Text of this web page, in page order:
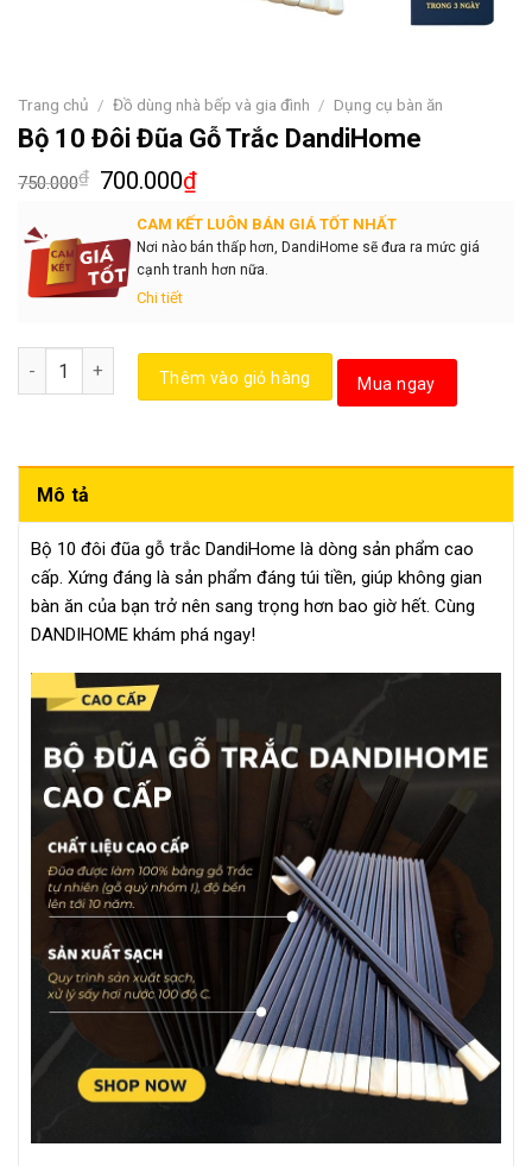
Trang chủ / Đồ dùng nhà bếp và gia đình / Dụng cụ bàn ăn
Bộ 10 Đôi Đũa Gỗ Trắc DandiHome
750.000₫ 700.000₫
CAM KẾT LUÔN BÁN GIÁ TỐT NHẤT
Nơi nào bán thấp hơn, DandiHome sẽ đưa ra mức giá
cạnh tranh hơn nữa.
Chi tiết
Số lượng
Thêm vào giỏ hàng Mua ngay
Mô tả
Bộ 10 đôi đũa gỗ trắc DandiHome là dòng sản phẩm cao
cấp. Xứng đáng là sản phẩm đáng túi tiền, giúp không gian
bàn ăn của bạn trở nên sang trọng hơn bao giờ hết. Cùng
DANDIHOME khám phá ngay!